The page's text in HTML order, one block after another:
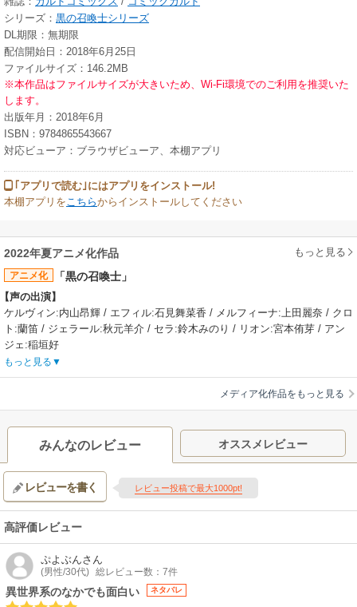
シリーズ： 黒の召喚士シリーズ
DL期限：無期限
配信開始日：2018年6月25日
ファイルサイズ：146.2MB
※本作品はファイルサイズが大きいため、Wi-Fi環境でのご利用を推奨いた
します。
出版年月：2018年6月
ISBN：9784865543667
対応ビューア：ブラウザビューア、本棚アプリ
｢アプリで読む｣にはアプリをインストール!
本棚アプリを こちらからインストールしてください
2022年夏アニメ化作品 もっと見る
アニメ化 「黒の召喚士」
声の出演】
ケルヴィン:内山昂輝 / エフィル:石見舞菜香 / メルフィーナ:上田麗奈 / クロ
ト:蘭笛 / ジェラール:秋元羊介 / セラ:鈴木みのり / リオン:宮本侑芽 / アン
ジェ:稲垣好
あらすじ】
「初めてですよ、神である私に配下になれとおっしゃった方は」。ケルヴ
ィンは目を覚ますと異世界に転生していた。しかも、ガイド役としてその
世界の女神を配下に従えて。前世の記憶を引き換えに、高ランクすぎる召
喚スキルと魔法スキルを得たケルヴィンは、冒険者としての生活を始める
が、強敵を求めたがる性格と、新人レベルを遥かに越えたステータスによ
りすぐに注目を浴びてしまう。黒のローブに身を包み、戦闘狂な主人公
が、仲間を集めてトップ冒険者へと成り上がる、爽快バトルストーリー開
幕！
制作会社】
サテライト
スタッフ情報】
原作:迷井豆腐（「オーバーラップ文庫」オーバーラップ刊） / キャラクタ
ー原案:黒銀（DIGS）、ダイエクスト / 原作コミック:天羽銀（「コミック
ガルド」オーバーラップ刊）
監督:平池芳正
もっと見る
メディア化作品をもっと見る
みんなのレビュー オススメレビュー
レビューを書く レビュー投稿で最大1000pt!
高評価レビュー
ぷよぶんさん
(男性/30代) 総レビュー数：7件
異世界系のなかでも面白い ネタバレ